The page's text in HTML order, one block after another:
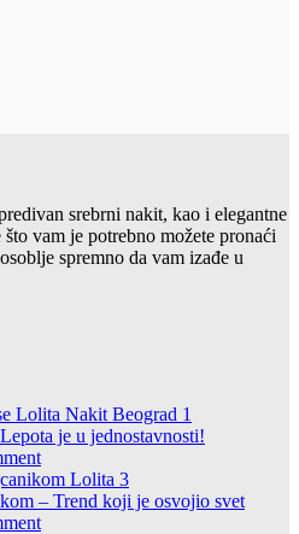
srebrni nakit, kao i elegantne
vam je potrebno možete pronaći
spremno da vam izađe u
je u jednostavnosti!
– Trend koji je osvojio svet